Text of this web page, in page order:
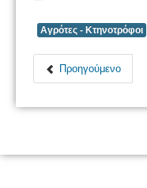
Αγρότες - Κτηνοτρόφοι
Προηγούμενο